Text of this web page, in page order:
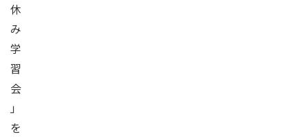
休
み
学
習
会
」
を